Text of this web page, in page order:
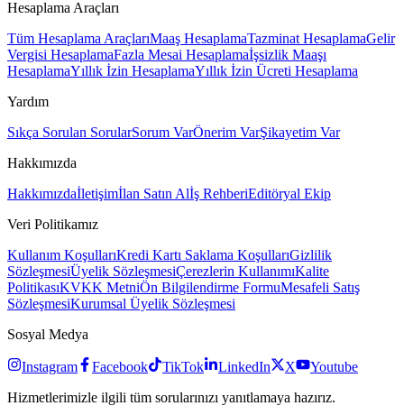
Hesaplama Araçları
Tüm Hesaplama AraçlarıMaaş HesaplamaTazminat HesaplamaGelir
Vergisi HesaplamaFazla Mesai Hesaplamaİşsizlik Maaşı
HesaplamaYıllık İzin HesaplamaYıllık İzin Ücreti Hesaplama
Yardım
Sıkça Sorulan SorularSorum VarÖnerim VarŞikayetim Var
Hakkımızda
Hakkımızdaİletişimİlan Satın Alİş RehberiEditöryal Ekip
Veri Politikamız
Kullanım KoşullarıKredi Kartı Saklama KoşullarıGizlilik
SözleşmesiÜyelik SözleşmesiÇerezlerin KullanımıKalite
PolitikasıKVKK MetniÖn Bilgilendirme FormuMesafeli Satış
SözleşmesiKurumsal Üyelik Sözleşmesi
Sosyal Medya
Instagram Facebook TikTok LinkedIn X
Youtube
Hizmetlerimizle ilgili tüm sorularınızı yanıtlamaya hazırız.